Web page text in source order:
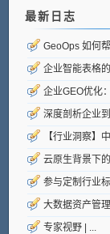
最新日志
GeoOps 如何帮
企业智能表格的
企业GEO优化
深度剖析企业到
【行业洞察】
云原生背景下的
参与定制行业标
大数据资产管理
专家视野 | ...